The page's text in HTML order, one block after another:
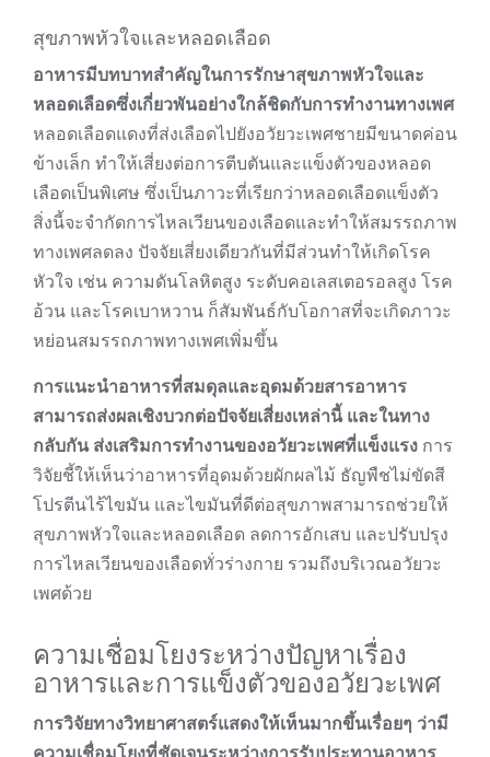
สุขภาพหัวใจและหลอดเลือด
อาหารมีบทบาทสำคัญในการรักษาสุขภาพหัวใจและ
หลอดเลือดซึ่งเกี่ยวพันอย่างใกล้ชิดกับการทำงานทางเพศ
หลอดเลือดแดงที่ส่งเลือดไปยังอวัยวะเพศชายมีขนาดค่อน
ข้างเล็ก ทำให้เสี่ยงต่อการตีบตันและแข็งตัวของหลอด
เลือดเป็นพิเศษ ซึ่งเป็นภาวะที่เรียกว่าหลอดเลือดแข็งตัว
สิ่งนี้จะจำกัดการไหลเวียนของเลือดและทำให้สมรรถภาพ
ทางเพศลดลง ปัจจัยเสี่ยงเดียวกันที่มีส่วนทำให้เกิดโรค
หัวใจ เช่น ความดันโลหิตสูง ระดับคอเลสเตอรอลสูง โรค
อ้วน และโรคเบาหวาน ก็สัมพันธ์กับโอกาสที่จะเกิดภาวะ
หย่อนสมรรถภาพทางเพศเพิ่มขึ้น
การแนะนำอาหารที่สมดุลและอุดมด้วยสารอาหาร
สามารถส่งผลเชิงบวกต่อปัจจัยเสี่ยงเหล่านี้ และในทาง
กลับกัน ส่งเสริมการทำงานของอวัยวะเพศที่แข็งแรง การ
วิจัยชี้ให้เห็นว่าอาหารที่อุดมด้วยผักผลไม้ ธัญพืชไม่ขัดสี
โปรตีนไร้ไขมัน และไขมันที่ดีต่อสุขภาพสามารถช่วยให้
สุขภาพหัวใจและหลอดเลือด ลดการอักเสบ และปรับปรุง
การไหลเวียนของเลือดทั่วร่างกาย รวมถึงบริเวณอวัยวะ
เพศด้วย
ความเชื่อมโยงระหว่างปัญหาเรื่อง
อาหารและการแข็งตัวของอวัยวะเพศ
การวิจัยทางวิทยาศาสตร์แสดงให้เห็นมากขึ้นเรื่อยๆ ว่ามี